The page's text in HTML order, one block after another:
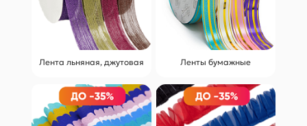
Лента льняная, джутовая Ленты бумажные